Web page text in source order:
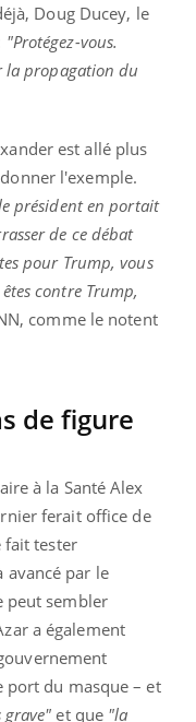
Doug Ducey, le
"Protégez-vous.
la propagation du
est allé plus
l'exemple.
président en portait
de ce débat
pour Trump, vous
contre Trump,
comme le notent
de figure
à la Santé Alex
ferait office de
fait tester
avancé par le
peut sembler
a également
port du masque – et
grave" et que "la